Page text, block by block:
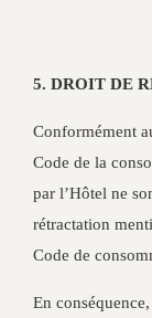
5. DROIT DE
Conformément
Code de la
par l’Hôtel ne
rétractation
Code de
En